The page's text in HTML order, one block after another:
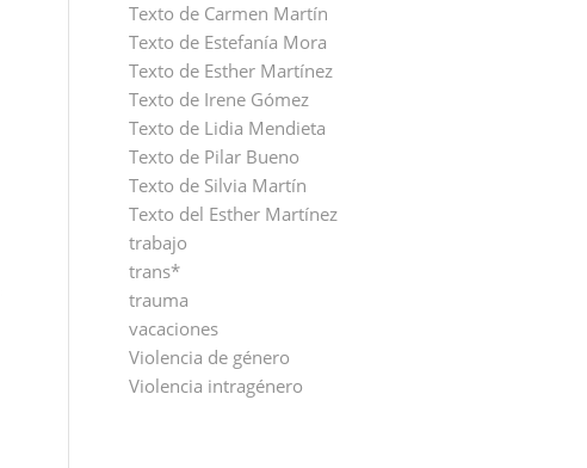
Texto de Carmen Martín
Texto de Estefanía Mora
Texto de Esther Martínez
Texto de Irene Gómez
Texto de Lidia Mendieta
Texto de Pilar Bueno
Texto de Silvia Martín
Texto del Esther Martínez
trabajo
trans*
trauma
vacaciones
Violencia de género
Violencia intragénero